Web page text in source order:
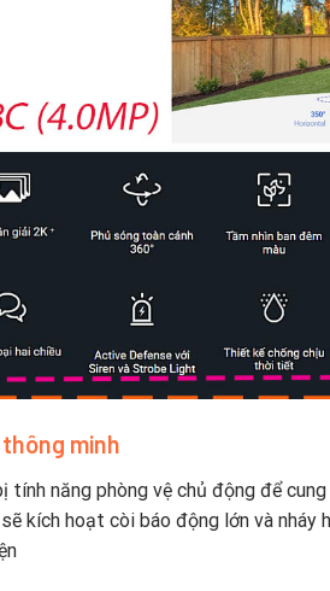
minh
tính năng phòng vệ chủ động để
kích hoạt còi báo động lớn và